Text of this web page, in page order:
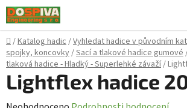
Přejít
na
obsah
Domů
/Katalog hadic/Vyhledat hadice v původním
spojky, koncovky/Sací a tlakové hadice gumové
tlaková hadice - Hladký - Superlehké závaží/
Lightflex hadice